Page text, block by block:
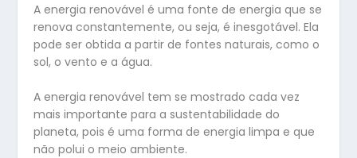
A energia renovável é uma fonte de energia que se
renova constantemente, ou seja, é inesgotável. Ela
pode ser obtida a partir de fontes naturais, como o
sol, o vento e a água.
A energia renovável tem se mostrado cada vez
mais importante para a sustentabilidade do
planeta, pois é uma forma de energia limpa e que
não polui o meio ambiente.